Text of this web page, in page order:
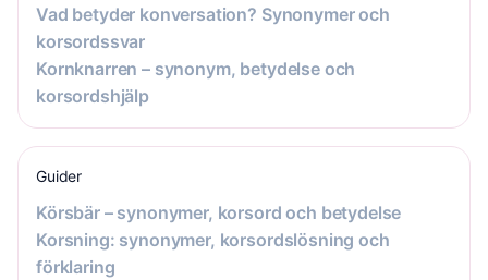
Vad betyder konversation? Synonymer och
korsordssvar
Kornknarren – synonym, betydelse och
korsordshjälp
Guider
Körsbär – synonymer, korsord och betydelse
Korsning: synonymer, korsordslösning och
förklaring